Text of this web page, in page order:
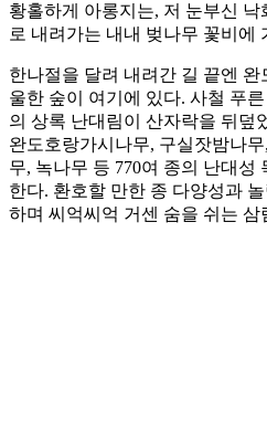
황홀하게 아롱지는, 저 눈부신
로 내려가는 내내 벚나무 꽃비에
한나절을 달려 내려간 길 끝엔
울한 숲이 여기에 있다. 사철 푸
의 상록 난대림이 산자락을 뒤덮
완도호랑가시나무, 구실잣밤나
무, 녹나무 등 770여 종의 난대성
한다. 환호할 만한 종 다양성과
하며 씨억씨억 거센 숨을 쉬는 삼